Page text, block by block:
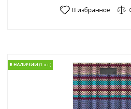
В избранное
В НАЛИЧИИ